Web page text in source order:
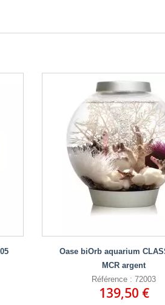
Oase biOrb aquarium
MCR argent
Référence : 72003
139,50 €